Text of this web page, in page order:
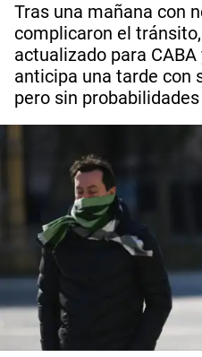
Tras una mañana con
complicaron el
actualizado para
anticipa una tarde con
pero sin